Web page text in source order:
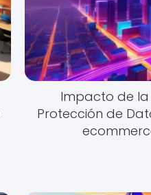
Impacto de la
Protección de